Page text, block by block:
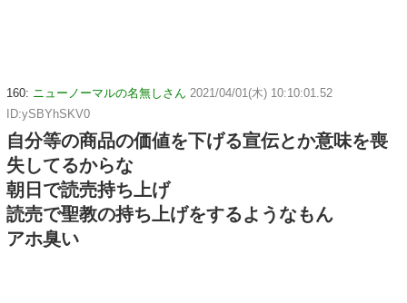
160: ニューノーマルの名無しさん 2021/04/01(木) 10:10:01.52
ID:ySBYhSKV0
自分等の商品の価値を下げる宣伝とか意味を喪
失してるからな
朝日で読売持ち上げ
読売で聖教の持ち上げをするようなもん
アホ臭い